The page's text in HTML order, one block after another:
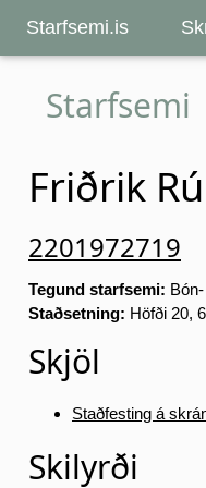
Starfsemi.is
Starfsemi
Friðrik
2201972719
Tegund starfsemi:
Staðsetning: Höfði 20,
Skjöl
Staðfesting á
Skilyrði